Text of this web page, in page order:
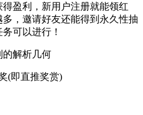
盈利，新用户注册就能领红
，邀请好友还能得到永久性抽
可以进行！
的解析几何
(即直推奖赏)